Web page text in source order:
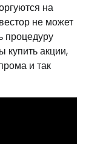
на
не может
процедуру
купить акции,
и так